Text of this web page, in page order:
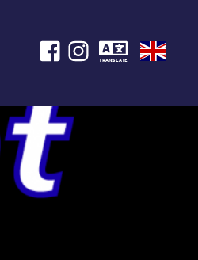
TRANSLATE